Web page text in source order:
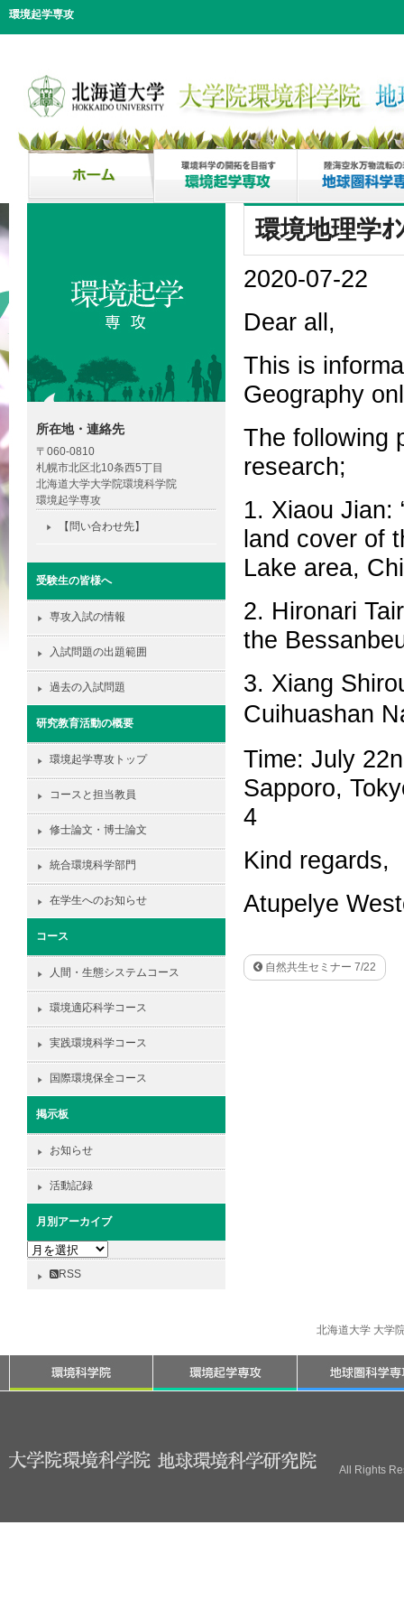
環境起学専攻
環境地理学ｵ
2020-07-22
Dear all,
This is
Geography
The following
research;
1. Xiaou Jian:
land cover of
Lake area,
2. Hironari
the
3. Xiang
Cuihuashan
Time: July
Sapporo,
4
Kind regards,
Atupelye
自然共生セミナー 7/22
所在地・連絡先
〒060-0810
札幌市北区北10条西5丁目
北海道大学大学院環境科学院
環境起学専攻
【問い合わせ先】
受験生の皆様へ
専攻入試の情報
入試問題の出題範囲
過去の入試問題
研究教育活動の概要
環境起学専攻トップ
コースと担当教員
修士論文・博士論文
統合環境科学部門
在学生へのお知らせ
コース
人間・生態システムコース
環境適応科学コース
実践環境科学コース
国際環境保全コース
掲示板
お知らせ
活動記録
月別アーカイブ
月
RSS
北海道大学 大学
All Rights